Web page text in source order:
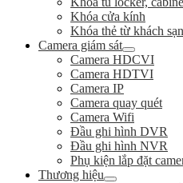
Khóa cửa kính
Khóa thẻ từ khách sạn
Camera giám sát
Camera HDCVI
Camera HDTVI
Camera IP
Camera quay quét
Camera Wifi
Đầu ghi hình DVR
Đầu ghi hình NVR
Phụ kiện lắp đặt
Thương hiệu